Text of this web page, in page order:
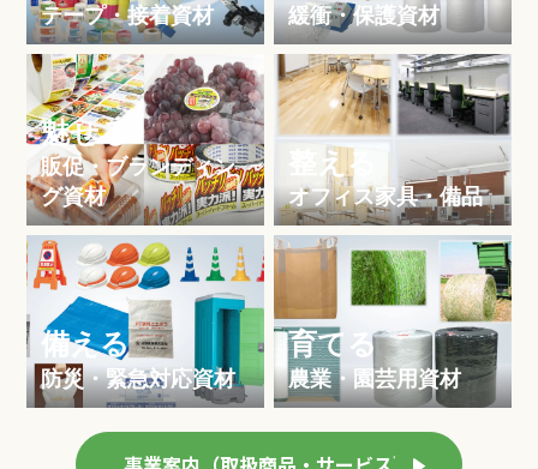
テープ・接着資材 緩衝・保護資材
魅せる
販促・ブランディン
グ資材
整える
オフィス家具・備品
備える
防災・緊急対応資材
育てる
農業・園芸用資材